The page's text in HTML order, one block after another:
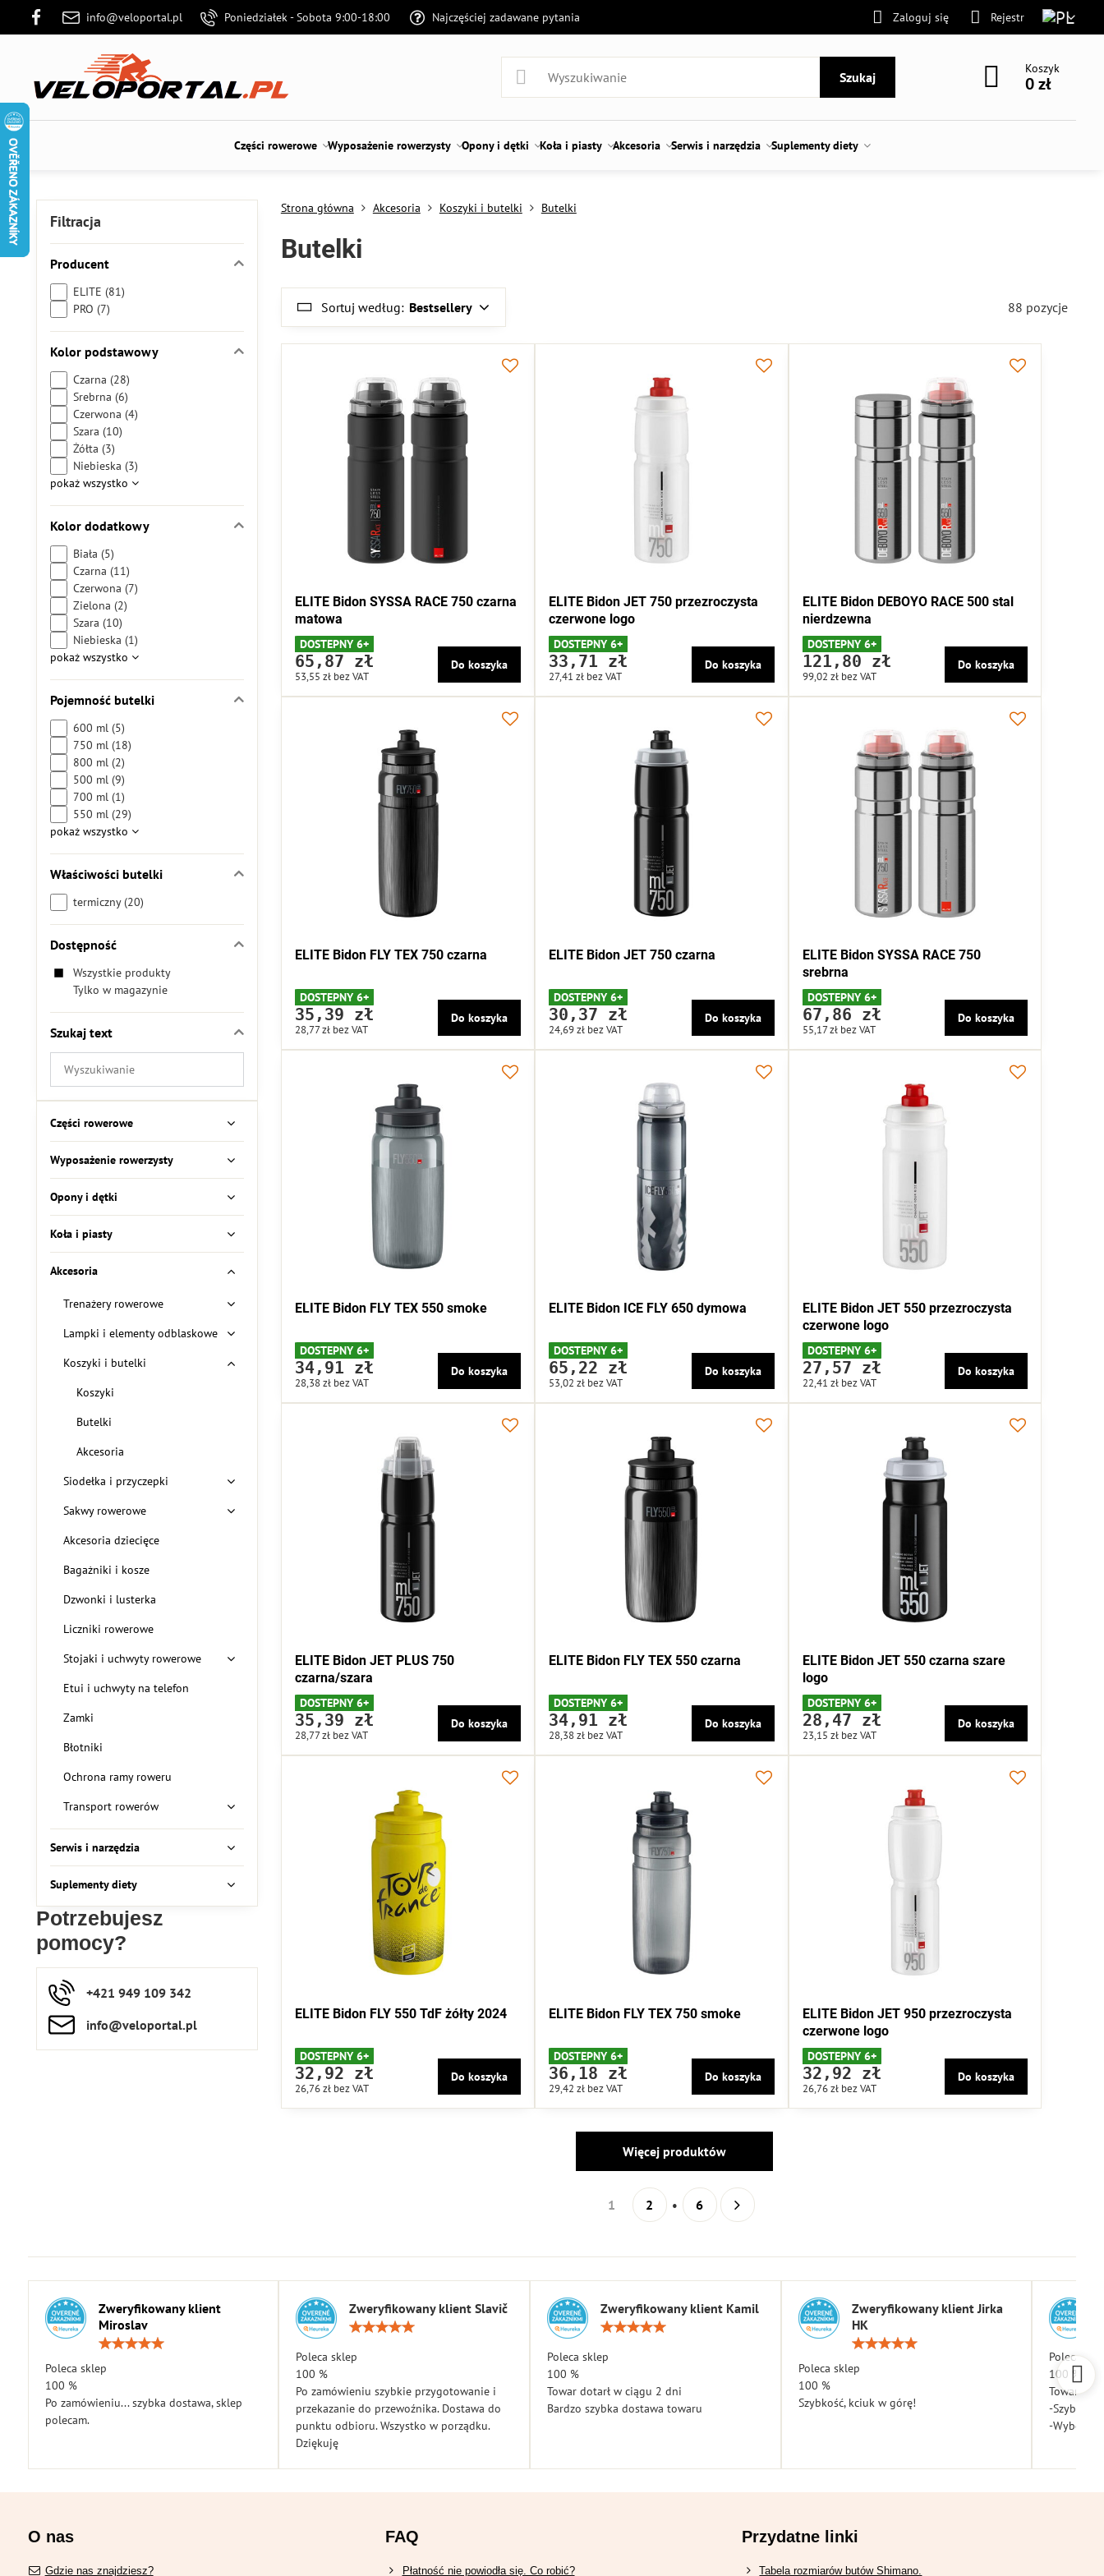
info@veloportal.pl Poniedziałek - Sobota 9:00-18:00 Najczęściej zadawane pytania Zaloguj się Rejestr
Szukaj
Koszyk
0 zł
Części rowerowe Wyposażenie rowerzysty Opony i dętki Koła i piasty Akcesoria Serwis i narzędzia Suplementy diety
Strona główna Akcesoria Koszyki i butelki Butelki
Butelki
Sortuj według: Bestsellery 88 pozycje
ELITE Bidon SYSSA RACE 750 czarna
matowa
DOSTEPNY 6+
65,87 zł
53,55 zł bez VAT
Do koszyka
ELITE Bidon JET 750 przezroczysta
czerwone logo
DOSTEPNY 6+
33,71 zł
27,41 zł bez VAT
Do koszyka
ELITE Bidon DEBOYO RACE 500 stal
nierdzewna
DOSTEPNY 6+
121,80 zł
99,02 zł bez VAT
Do koszyka
ELITE Bidon FLY TEX 750 czarna
DOSTEPNY 6+
35,39 zł
28,77 zł bez VAT
Do koszyka
ELITE Bidon JET 750 czarna
DOSTEPNY 6+
30,37 zł
24,69 zł bez VAT
Do koszyka
ELITE Bidon SYSSA RACE 750
srebrna
DOSTEPNY 6+
67,86 zł
55,17 zł bez VAT
Do koszyka
ELITE Bidon FLY TEX 550 smoke
DOSTEPNY 6+
34,91 zł
28,38 zł bez VAT
Do koszyka
ELITE Bidon ICE FLY 650 dymowa
DOSTEPNY 6+
65,22 zł
53,02 zł bez VAT
Do koszyka
ELITE Bidon JET 550 przezroczysta
czerwone logo
DOSTEPNY 6+
27,57 zł
22,41 zł bez VAT
Do koszyka
ELITE Bidon JET PLUS 750
czarna/szara
DOSTEPNY 6+
35,39 zł
28,77 zł bez VAT
Do koszyka
ELITE Bidon FLY TEX 550 czarna
DOSTEPNY 6+
34,91 zł
28,38 zł bez VAT
Do koszyka
ELITE Bidon JET 550 czarna szare
logo
DOSTEPNY 6+
28,47 zł
23,15 zł bez VAT
Do koszyka
ELITE Bidon FLY 550 TdF żółty 2024
DOSTEPNY 6+
32,92 zł
26,76 zł bez VAT
Do koszyka
ELITE Bidon FLY TEX 750 smoke
DOSTEPNY 6+
36,18 zł
29,42 zł bez VAT
Do koszyka
ELITE Bidon JET 950 przezroczysta
czerwone logo
DOSTEPNY 6+
32,92 zł
26,76 zł bez VAT
Do koszyka
Więcej produktów
1 2 6
Filtracja
Producent
ELITE (81)
PRO (7)
Kolor podstawowy
Czarna (28)
Srebrna (6)
Czerwona (4)
Szara (10)
Żółta (3)
Niebieska (3)
pokaż wszystko
Kolor dodatkowy
Biała (5)
Czarna (11)
Czerwona (7)
Zielona (2)
Szara (10)
Niebieska (1)
pokaż wszystko
Pojemność butelki
600 ml (5)
750 ml (18)
800 ml (2)
500 ml (9)
700 ml (1)
550 ml (29)
pokaż wszystko
Właściwości butelki
termiczny (20)
Dostępność
Wszystkie produkty
Tylko w magazynie
Szukaj text
Filtruj
wyniki
wyszukiwania
według
pełnego
tekstu
Potrzebujesz
pomocy?
+421 949 109 342
info​​@veloportal​.pl
Części rowerowe
Wyposażenie rowerzysty
Opony i dętki
Koła i piasty
Akcesoria
Trenażery rowerowe
Lampki i elementy odblaskowe
Koszyki i butelki
Koszyki
Butelki
Akcesoria
Siodełka i przyczepki
Sakwy rowerowe
Akcesoria dziecięce
Bagażniki i kosze
Dzwonki i lusterka
Liczniki rowerowe
Stojaki i uchwyty rowerowe
Etui i uchwyty na telefon
Zamki
Błotniki
Ochrona ramy roweru
Transport rowerów
Serwis i narzędzia
Suplementy diety
Zweryfikowany klient
Miroslav
Poleca sklep
100 %
Po zamówieniu... szybka dostawa, sklep
polecam.
Zweryfikowany klient Slavič
Poleca sklep
100 %
Po zamówieniu szybkie przygotowanie i
przekazanie do przewoźnika. Dostawa do
punktu odbioru. Wszystko w porządku.
Dziękuję
Zweryfikowany klient Kamil
Poleca sklep
100 %
Towar dotarł w ciągu 2 dni
Bardzo szybka dostawa towaru
Zweryfikowany klient Jirka
HK
Poleca sklep
100 %
Szybkość, kciuk w górę!
Poleca
100 %
Towar
-Szybkość
-Wybór
O nas
Gdzie nas znajdziesz?
FAQ
Płatność nie powiodła się. Co robić?
Przydatne linki
Tabela rozmiarów butów Shimano.